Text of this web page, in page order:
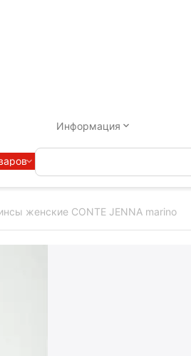
Информация
женские CONTE JENNA marino